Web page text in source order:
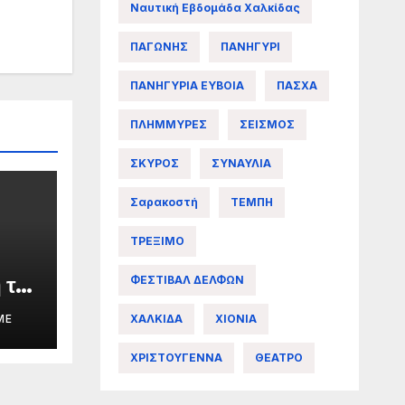
Ναυτική Εβδομάδα Χαλκίδας
ΠΑΓΩΝΗΣ ΠΑΝΗΓΥΡΙ
ΠΑΝΗΓΥΡΙΑ ΕΥΒΟΙΑ ΠΑΣΧΑ
ΠΛΗΜΜΥΡΕΣ ΣΕΙΣΜΟΣ
ΣΚΥΡΟΣ ΣΥΝΑΥΛΙΑ
Σαρακοστή ΤΕΜΠΗ
ΤΡΕΞΙΜΟ
ΦΕΣΤΙΒΑΛ ΔΕΛΦΩΝ
ΧΑΛΚΙΔΑ ΧΙΟΝΙΑ
ΧΡΙΣΤΟΥΓΕΝΝΑ ΘΕΑΤΡΟ